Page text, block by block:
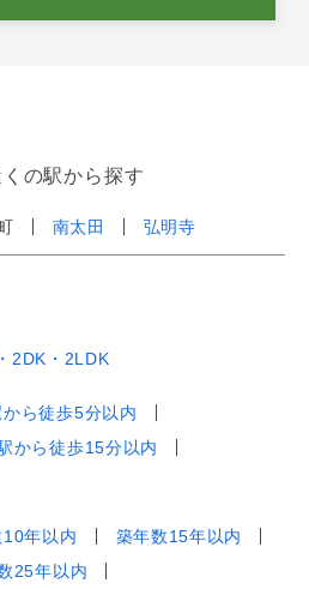
の駅から探す
南太田 弘明寺
2DK・2LDK
から徒歩5分以内
から徒歩15分以内
年以内
築年数15年以内
25年以内